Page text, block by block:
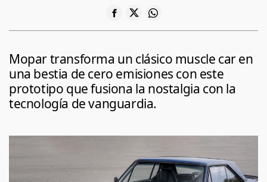
Mopar transforma un clásico muscle car en
una bestia de cero emisiones con este
prototipo que fusiona la nostalgia con la
tecnología de vanguardia.